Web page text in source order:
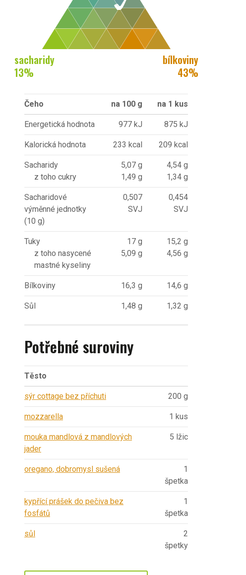
sacharidy
13%
bílkoviny
43%
Čeho na 100 g na 1 kus
Energetická hodnota 977 kJ 875 kJ
Kalorická hodnota 233 kcal 209 kcal
Sacharidy
z toho cukry
5,07 g
1,49 g
4,54 g
1,34 g
Sacharidové
výměnné jednotky
(10 g)
0,507
SVJ
0,454
SVJ
Tuky
z toho nasycené
mastné kyseliny
17 g
5,09 g
15,2 g
4,56 g
Bílkoviny 16,3 g 14,6 g
Sůl 1,48 g 1,32 g
Potřebné suroviny
Těsto
sýr cottage bez příchuti 200 g
mozzarella 1 kus
mouka mandlová z mandlových
jader
5 lžic
oregano, dobromysl sušená
1
špetka
kypřící prášek do pečiva bez
fosfátů
1
špetka
sůl
2
špetky